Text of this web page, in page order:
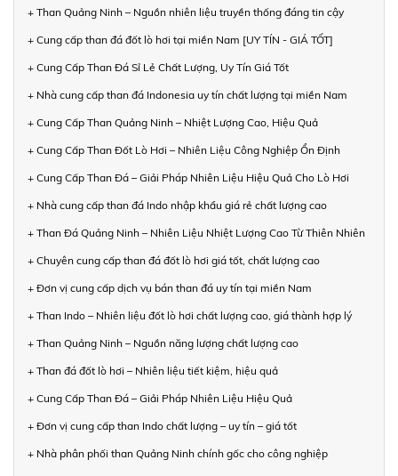
+ Than Quảng Ninh – Nguồn nhiên liệu truyền thống đáng tin cậy
+ Cung cấp than đá đốt lò hơi tại miền Nam [UY TÍN - GIÁ TỐT]
+ Cung Cấp Than Đá Sỉ Lẻ Chất Lượng, Uy Tín Giá Tốt
+ Nhà cung cấp than đá Indonesia uy tín chất lượng tại miền Nam
+ Cung Cấp Than Quảng Ninh – Nhiệt Lượng Cao, Hiệu Quả
+ Cung Cấp Than Đốt Lò Hơi – Nhiên Liệu Công Nghiệp Ổn Định
+ Cung Cấp Than Đá – Giải Pháp Nhiên Liệu Hiệu Quả Cho Lò Hơi
+ Nhà cung cấp than đá Indo nhập khẩu giá rẻ chất lượng cao
+ Than Đá Quảng Ninh – Nhiên Liệu Nhiệt Lượng Cao Từ Thiên Nhiên
+ Chuyên cung cấp than đá đốt lò hơi giá tốt, chất lượng cao
+ Đơn vị cung cấp dịch vụ bán than đá uy tín tại miền Nam
+ Than Indo – Nhiên liệu đốt lò hơi chất lượng cao, giá thành hợp lý
+ Than Quảng Ninh – Nguồn năng lượng chất lượng cao
+ Than đá đốt lò hơi – Nhiên liệu tiết kiệm, hiệu quả
+ Cung Cấp Than Đá – Giải Pháp Nhiên Liệu Hiệu Quả
+ Đơn vị cung cấp than Indo chất lượng – uy tín – giá tốt
+ Nhà phân phối than Quảng Ninh chính gốc cho công nghiệp